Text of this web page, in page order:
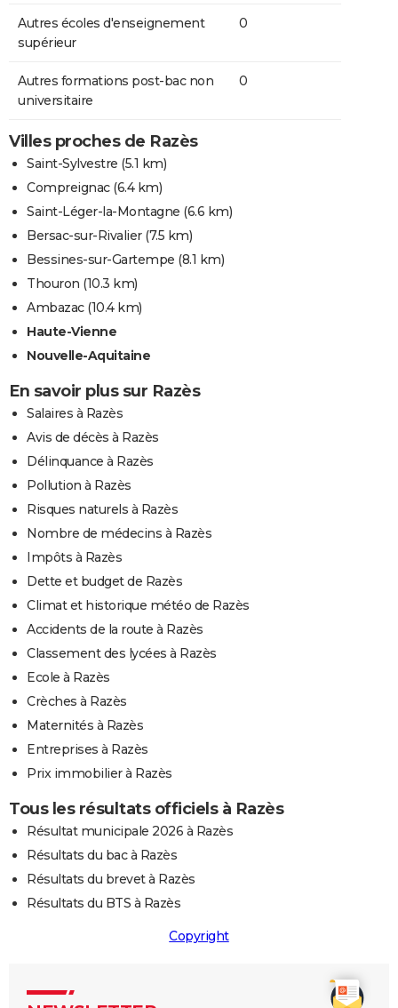
Autres écoles d'enseignement
supérieur
0
Autres formations post-bac non
universitaire
0
Villes proches de Razès
Saint-Sylvestre (5.1 km)
Compreignac(6.4 km)
Saint-Léger-la-Montagne (6.6 km)
Bersac-sur-Rivalier(7.5 km)
Bessines-sur-Gartempe (8.1 km)
Thouron (10.3 km)
Ambazac(10.4 km)
Haute-Vienne
Nouvelle-Aquitaine
En savoir plus sur Razès
Salaires à Razès
Avis de décès à Razès
Délinquance à Razès
Pollution à Razès
Risques naturels à Razès
Nombre de médecins à Razès
Impôts à Razès
Dette et budget de Razès
Climat et historique météo de Razès
Accidents de la route à Razès
Classement des lycées à Razès
Ecole à Razès
Crèches à Razès
Maternités à Razès
Entreprises à Razès
Prix immobilier à Razès
Tous les résultats officiels à Razès
Résultat municipale 2026 à Razès
Résultats du bac à Razès
Résultats du brevet à Razès
Résultats du BTS à Razès
Copyright